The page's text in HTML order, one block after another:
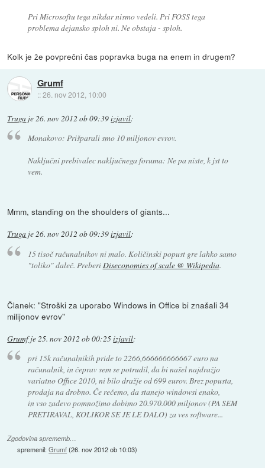
Pri Microsoftu tega nikdar nismo vedeli. Pri FOSS tega
problema dejansko sploh ni. Ne obstaja - sploh.
Kolk je že povprečni čas popravka buga na enem in drugem?
Grumf
::26. nov 2012, 10:00
Truga je26. nov 2012 ob 09:39izjavil:
Monakovo: Prišparali smo 10 miljonov evrov.
Naključni prebivalec naključnega foruma: Ne pa niste, k jst to
vem.
Mmm, standing on the shoulders of giants...
Truga je26. nov 2012 ob 09:39izjavil:
15 tisoč računalnikov ni malo. Količinski popust gre lahko samo
"toliko" daleč. Preberi Diseconomies of scale @ Wikipedia.
Članek: "Stroški za uporabo Windows in Office bi znašali 34
milijonov evrov"
Grumfje25. nov 2012 ob 00:25izjavil:
pri 15k računalnikih pride to 2266,666666666667 euro na
računalnik, in čeprav sem se potrudil, da bi našel najdražjo
variatno Office 2010, ni bilo dražje od 699 eurov. Brez popusta,
prodaja na drobno. Če rečemo, da stanejo windowsi enako,
in vso zadevo pomnožimo dobimo 20.970.000 miljonov (PA SEM
PRETIRAVAL, KOLIKOR SE JE LE DALO) za ves software...
Zgodovina sprememb…
spremenil:Grumf(26. nov 2012 ob 10:03)